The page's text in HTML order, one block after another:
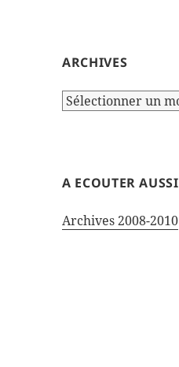
ARCHIVES
Archives
A ECOUTER AUSSI
Archives 2008-2010